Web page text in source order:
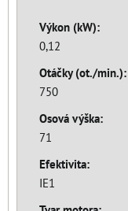
Výkon (kW):
0,12
Otáčky (ot./min.):
750
Osová výška:
71
Efektivita:
IE1